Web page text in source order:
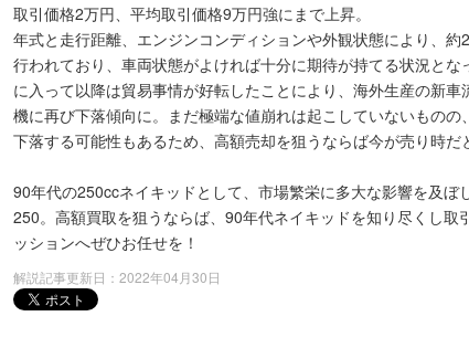
取引価格2万円、平均取引価格9万円強にまで上昇。
年式と走行距離、エンジンコンディションや外観状態により、
行われており、車両状態がよければ十分に期待が持てる状況と
に入って以降は貿易事情が好転したことにより、海外生産の新
機に再び下落傾向に。まだ極端な値崩れは起こしていないもの
下落する可能性もあるため、高額売却を狙うならば今が売り時だ
90年代の250ccネイキッドとして、市場繁栄に多大な影響を及ぼ
250。高額買取を狙うならば、90年代ネイキッドを知り尽くし取
ッションへぜひお任せを！
解説記事更新日：2022年04月30日